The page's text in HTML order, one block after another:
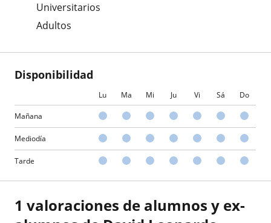
Universitarios
Adultos
Disponibilidad
Lu Ma Mi Ju Vi Sá Do
Mañana
Mediodía
Tarde
1 valoraciones de alumnos y ex-